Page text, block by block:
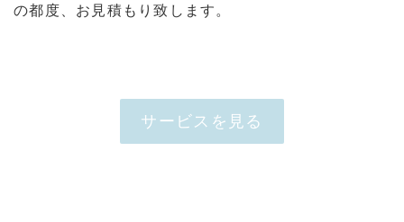
の都度、お見積もり致します。
サービスを見る